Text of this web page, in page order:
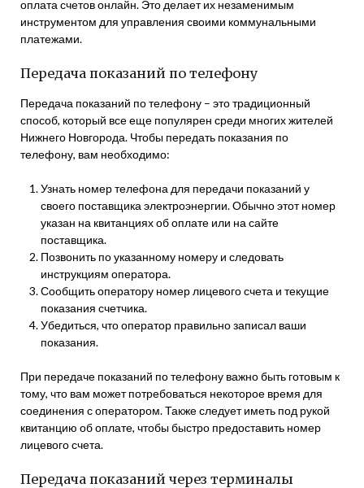
оплата счетов онлайн. Это делает их незаменимым
инструментом для управления своими коммунальными
платежами.
Передача показаний по телефону
Передача показаний по телефону – это традиционный
способ, который все еще популярен среди многих жителей
Нижнего Новгорода. Чтобы передать показания по
телефону, вам необходимо:
Узнать номер телефона для передачи показаний у
своего поставщика электроэнергии. Обычно этот номер
указан на квитанциях об оплате или на сайте
поставщика.
Позвонить по указанному номеру и следовать
инструкциям оператора.
Сообщить оператору номер лицевого счета и текущие
показания счетчика.
Убедиться, что оператор правильно записал ваши
показания.
При передаче показаний по телефону важно быть готовым к
тому, что вам может потребоваться некоторое время для
соединения с оператором. Также следует иметь под рукой
квитанцию об оплате, чтобы быстро предоставить номер
лицевого счета.
Передача показаний через терминалы